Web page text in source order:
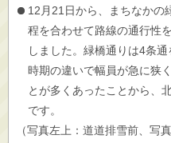
12月21日から、まちなかの
程を合わせて路線の通行性
しました。緑橋通りは4条
時期の違いで幅員が急に狭
とが多くあったことから、
です。
（写真左上：道道排雪前、写